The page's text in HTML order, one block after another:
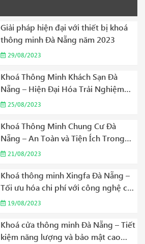
Giải pháp hiện đại với thiết bị khoá
thông minh Đà Nẵng năm 2023
29/08/2023
Khoá Thông Minh Khách Sạn Đà
Nẵng – Hiện Đại Hóa Trải Nghiệm
Lưu Trú Năm 2023
25/08/2023
Khoá Thông Minh Chung Cư Đà
Nẵng – An Toàn và Tiện Ích Trong
Khu Dân Cư Năm 2023
21/08/2023
Khoá thông minh Xingfa Đà Nẵng –
Tối ưu hóa chi phí với công nghệ cao
cấp Năm 2023
19/08/2023
Khoá cửa thông minh Đà Nẵng – Tiết
kiệm năng lượng và bảo mật cao